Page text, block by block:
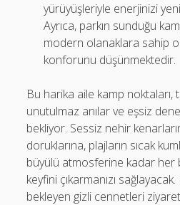
yürüyüşleriyle enerjinizi
Ayrıca, parkın sunduğu
modern olanaklara sahip
konforunu düşünmektedir.
Bu harika aile kamp noktaları,
unutulmaz anılar ve eşsiz
bekliyor. Sessiz nehir
doruklarına, plajların sıcak
büyülü atmosferine kadar her
keyfini çıkarmanızı
bekleyen gizli cennetleri